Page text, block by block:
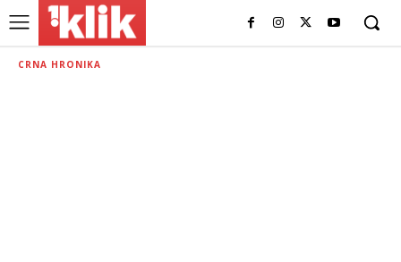
CRNA HRONIKA